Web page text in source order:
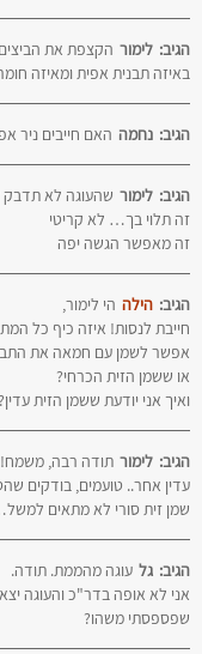
לימור הגיב:
הקצפת את
באיזה תבנית אפית ומאיזה
נחמה הגיב: האם חייבים ניר
לימור הגיב:
שהעוגה לא תדבק
זה תלוי בך… לא קריטי
זה מאפשר הגשה יפה
הילה הגיב:
הי לימור,
חייבת לנסות! איזה כיף כל
אפשר לשמן עם חמאה את
או ששמן הזית הכרחי?
ואיך אני יודעת ששמן הזית
לימור הגיב:
תודה רבה, משמח!
עדין אחר.. טועמים, בודקים
שמן זית סורי לא מתאים
גל הגיב:
עוגה מהממת. תודה.
אני לא אופה בדר"כ והעוגה
שפספסתי משהו?